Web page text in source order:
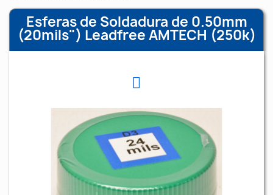
Esferas de Soldadura de 0.50mm
(20mils") Leadfree AMTECH (250k)